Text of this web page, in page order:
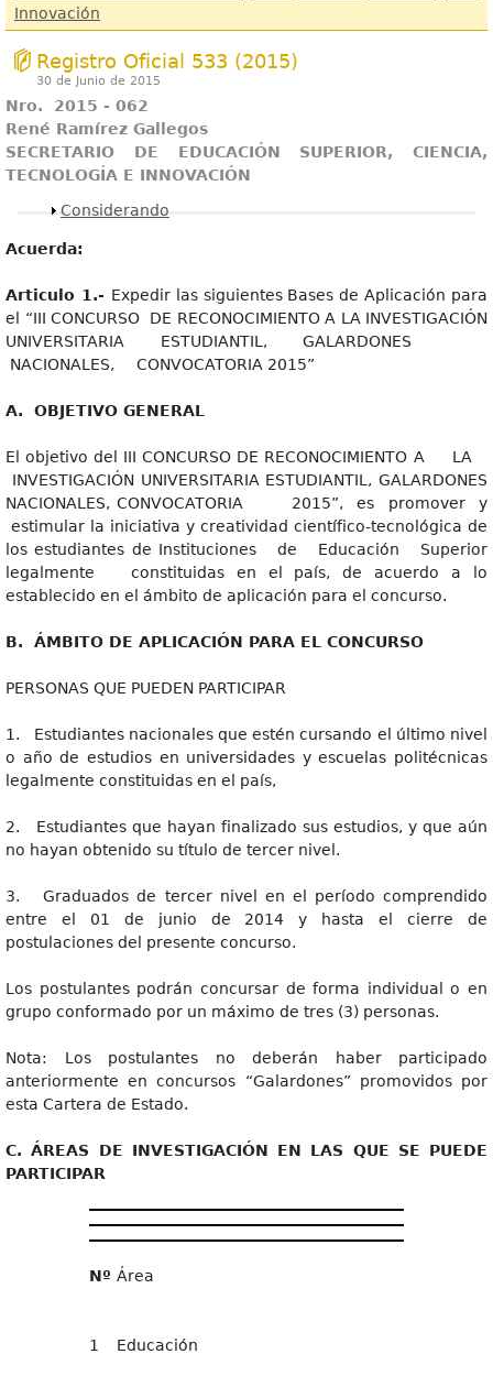
Innovación
Registro Oficial 533 (2015)
30 de Junio de 2015
Nro. 2015 - 062
René Ramírez Gallegos
SECRETARIO DE EDUCACIÓN SUPERIOR, CIENCIA,
TECNOLOGÍA E INNOVACIÓN
Mostrar
Considerando
Acuerda:
Articul o 1.- Expedir las siguientes Bases de Aplicación para
el “III CONCURSO DE RECONOCIMIENTO A LA INVESTIGACIÓN
UNIVERSITARIA ESTUDIANTIL, GALARDONES
NACIONALES, CONVOCATORIA 2015”
A. OBJETIVO GENERAL
El objetivo del III CONCURSO DE RECONOCIMIENTO A LA
INVESTIGACIÓN UNIVERSITARIA ESTUDIANTIL, GALARDONES
NACIONALES, CONVOCATORIA 2015”, es promover y
estimular la iniciativa y creatividad científico-tecnológica de
los estudiantes de Instituciones de Educación Superior
legalmente constituidas en el país, de acuerdo a lo
establecido en el ámbito de aplicación para el concurso.
B. ÁMBITO DE APLICACIÓN PARA EL CONCURSO
PERSONAS QUE PUEDEN PARTICIPAR
1. Estudiantes nacionales que estén cursando el último nivel
o año de estudios en universidades y escuelas politécnicas
legalmente constituidas en el país,
2. Estudiantes que hayan finalizado sus estudios, y que aún
no hayan obtenido su título de tercer nivel.
3. Graduados de tercer nivel en el período comprendido
entre el 01 de junio de 2014 y hasta el cierre de
postulaciones del presente concurso.
Los postulantes podrán concursar de forma individual o en
grupo conformado por un máximo de tres (3) personas.
Nota: Los postulantes no deberán haber participado
anteriormente en concursos “Galardones” promovidos por
esta Cartera de Estado.
C. ÁREAS DE INVESTIGACIÓN EN LAS QUE SE PUEDE
PARTICIPAR
Nº Área
1 Educación